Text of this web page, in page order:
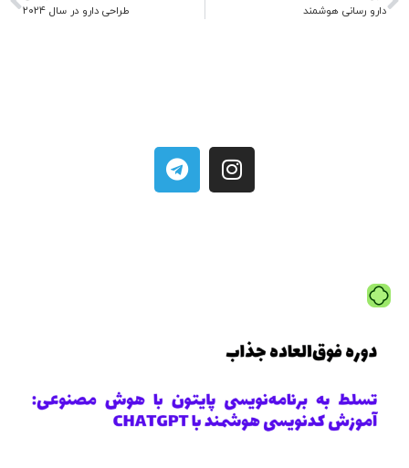
دارو رسانی هوشمند طراحی دارو در سال ۲۰۲۴